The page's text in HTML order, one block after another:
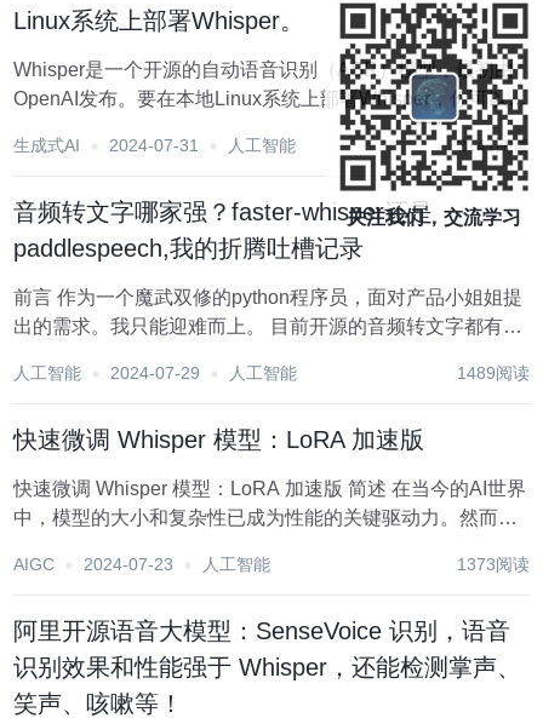
Linux系统上部署Whisper。
Whisper是一个开源的自动语音识别（ASR）模型，最初由
OpenAI发布。要在本地Linux系统上部署Whisper，你可以按
在虚拟环境中进行部署。创建并激活一个新的虚拟环境： 如
生成式AI 2024-07-31 人工智能 2141阅读
音频转文字哪家强？faster-whisper还是
paddlespeech,我的折腾吐槽记录
前言 作为一个魔武双修的python程序员，面对产品小姐姐提
出的需求。我只能迎难而上。 目前开源的音频转文字都有哪
github的海洋里畅游良久。接下来我把我的发现都记录如
人工智能 2024-07-29 人工智能 1489阅读
快速微调 Whisper 模型：LoRA 加速版
快速微调 Whisper 模型：LoRA 加速版 简述 在当今的AI世界
中，模型的大小和复杂性已成为性能的关键驱动力。然而，
有效且高效的微调？现在，借助开源项目——Faster
AIGC 2024-07-23 人工智能 1373阅读
阿里开源语音大模型：SenseVoice 识别，语音
识别效果和性能强于 Whisper，还能检测掌声、
笑声、咳嗽等！
关注我们，交流学习